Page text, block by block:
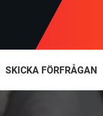
SKICKA FÖRFRÅGAN